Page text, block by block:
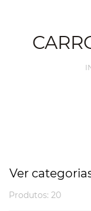
Ver
Produtos: 20